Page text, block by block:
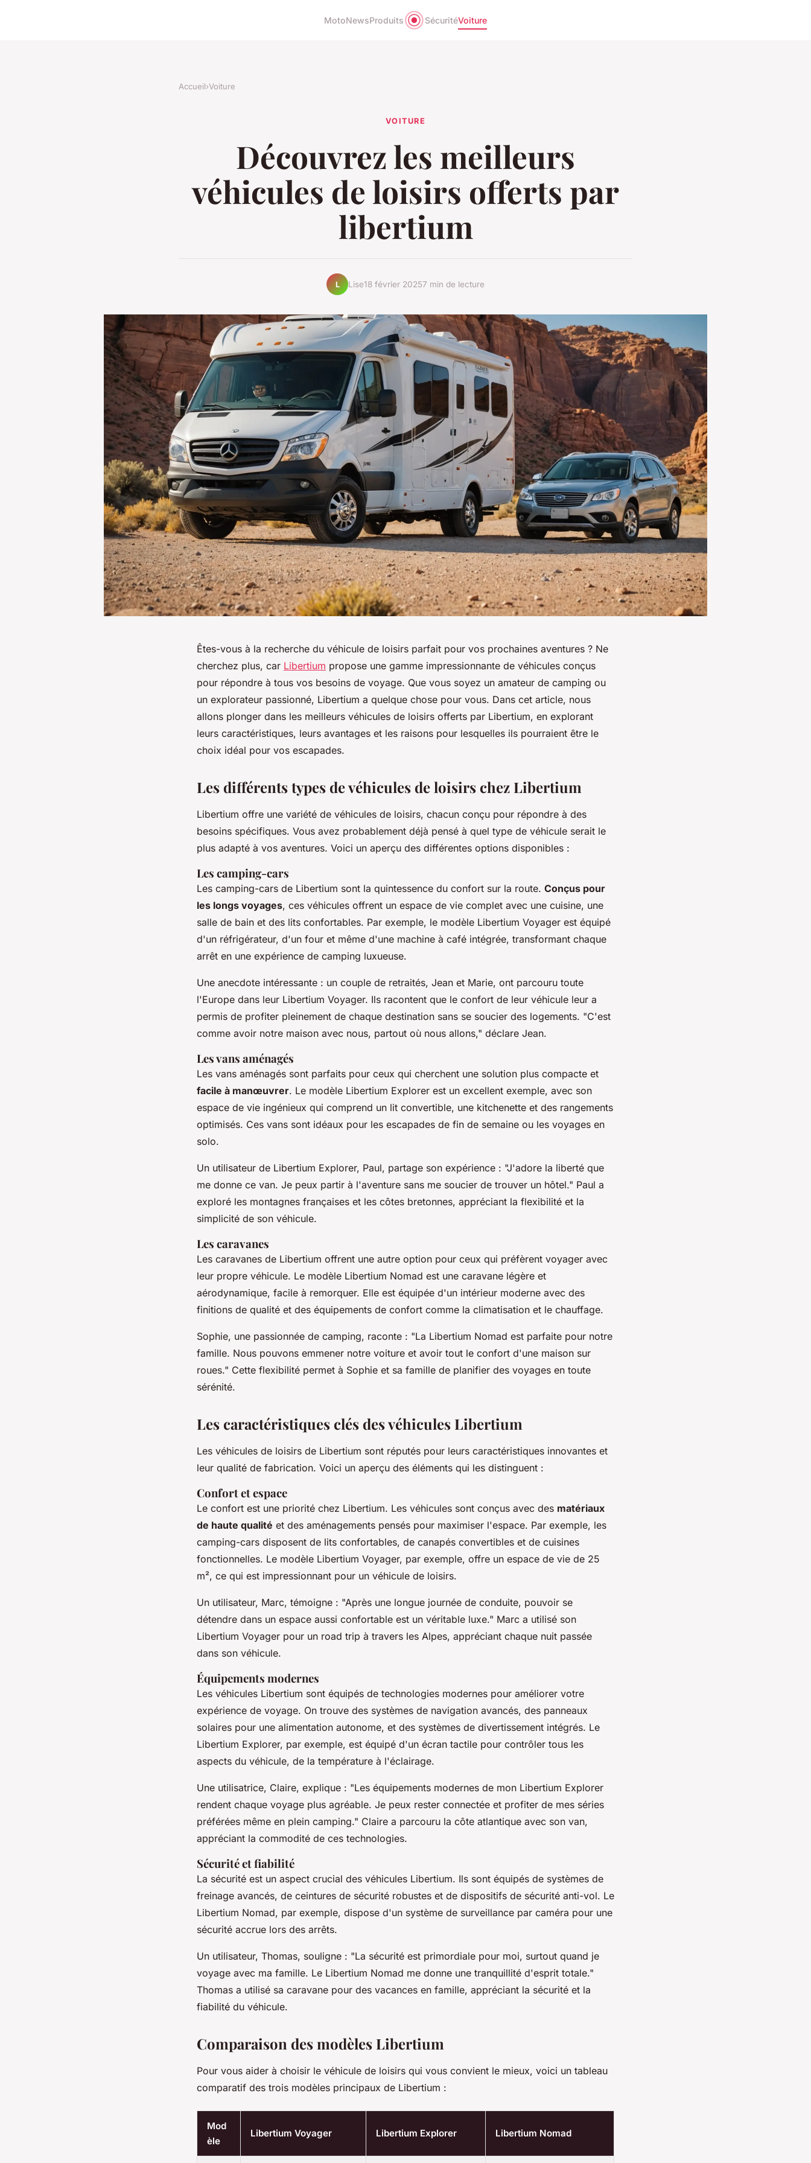
MotoNewsProduits SécuritéVoiture
Accueil›Voiture
VOITURE
Découvrez les meilleurs
véhicules de loisirs offerts par
libertium
L Lise18 février 20257 min de lecture
Êtes-vous à la recherche du véhicule de loisirs parfait pour vos prochaines aventures ? Ne
cherchez plus, car Libertium propose une gamme impressionnante de véhicules conçus
pour répondre à tous vos besoins de voyage. Que vous soyez un amateur de camping ou
un explorateur passionné, Libertium a quelque chose pour vous. Dans cet article, nous
allons plonger dans les meilleurs véhicules de loisirs offerts par Libertium, en explorant
leurs caractéristiques, leurs avantages et les raisons pour lesquelles ils pourraient être le
choix idéal pour vos escapades.
Les différents types de véhicules de loisirs chez Libertium
Libertium offre une variété de véhicules de loisirs, chacun conçu pour répondre à des
besoins spécifiques. Vous avez probablement déjà pensé à quel type de véhicule serait le
plus adapté à vos aventures. Voici un aperçu des différentes options disponibles :
Les camping-cars
Les camping-cars de Libertium sont la quintessence du confort sur la route. Conçus pour
les longs voyages, ces véhicules offrent un espace de vie complet avec une cuisine, une
salle de bain et des lits confortables. Par exemple, le modèle Libertium Voyager est équipé
d'un réfrigérateur, d'un four et même d'une machine à café intégrée, transformant chaque
arrêt en une expérience de camping luxueuse.
Une anecdote intéressante : un couple de retraités, Jean et Marie, ont parcouru toute
l'Europe dans leur Libertium Voyager. Ils racontent que le confort de leur véhicule leur a
permis de profiter pleinement de chaque destination sans se soucier des logements. "C'est
comme avoir notre maison avec nous, partout où nous allons," déclare Jean.
Les vans aménagés
Les vans aménagés sont parfaits pour ceux qui cherchent une solution plus compacte et
facile à manœuvrer. Le modèle Libertium Explorer est un excellent exemple, avec son
espace de vie ingénieux qui comprend un lit convertible, une kitchenette et des rangements
optimisés. Ces vans sont idéaux pour les escapades de fin de semaine ou les voyages en
solo.
Un utilisateur de Libertium Explorer, Paul, partage son expérience : "J'adore la liberté que
me donne ce van. Je peux partir à l'aventure sans me soucier de trouver un hôtel." Paul a
exploré les montagnes françaises et les côtes bretonnes, appréciant la flexibilité et la
simplicité de son véhicule.
Les caravanes
Les caravanes de Libertium offrent une autre option pour ceux qui préfèrent voyager avec
leur propre véhicule. Le modèle Libertium Nomad est une caravane légère et
aérodynamique, facile à remorquer. Elle est équipée d'un intérieur moderne avec des
finitions de qualité et des équipements de confort comme la climatisation et le chauffage.
Sophie, une passionnée de camping, raconte : "La Libertium Nomad est parfaite pour notre
famille. Nous pouvons emmener notre voiture et avoir tout le confort d'une maison sur
roues." Cette flexibilité permet à Sophie et sa famille de planifier des voyages en toute
sérénité.
Les caractéristiques clés des véhicules Libertium
Les véhicules de loisirs de Libertium sont réputés pour leurs caractéristiques innovantes et
leur qualité de fabrication. Voici un aperçu des éléments qui les distinguent :
Confort et espace
Le confort est une priorité chez Libertium. Les véhicules sont conçus avec des matériaux
de haute qualité et des aménagements pensés pour maximiser l'espace. Par exemple, les
camping-cars disposent de lits confortables, de canapés convertibles et de cuisines
fonctionnelles. Le modèle Libertium Voyager, par exemple, offre un espace de vie de 25
m², ce qui est impressionnant pour un véhicule de loisirs.
Un utilisateur, Marc, témoigne : "Après une longue journée de conduite, pouvoir se
détendre dans un espace aussi confortable est un véritable luxe." Marc a utilisé son
Libertium Voyager pour un road trip à travers les Alpes, appréciant chaque nuit passée
dans son véhicule.
Équipements modernes
Les véhicules Libertium sont équipés de technologies modernes pour améliorer votre
expérience de voyage. On trouve des systèmes de navigation avancés, des panneaux
solaires pour une alimentation autonome, et des systèmes de divertissement intégrés. Le
Libertium Explorer, par exemple, est équipé d'un écran tactile pour contrôler tous les
aspects du véhicule, de la température à l'éclairage.
Une utilisatrice, Claire, explique : "Les équipements modernes de mon Libertium Explorer
rendent chaque voyage plus agréable. Je peux rester connectée et profiter de mes séries
préférées même en plein camping." Claire a parcouru la côte atlantique avec son van,
appréciant la commodité de ces technologies.
Sécurité et fiabilité
La sécurité est un aspect crucial des véhicules Libertium. Ils sont équipés de systèmes de
freinage avancés, de ceintures de sécurité robustes et de dispositifs de sécurité anti-vol. Le
Libertium Nomad, par exemple, dispose d'un système de surveillance par caméra pour une
sécurité accrue lors des arrêts.
Un utilisateur, Thomas, souligne : "La sécurité est primordiale pour moi, surtout quand je
voyage avec ma famille. Le Libertium Nomad me donne une tranquillité d'esprit totale."
Thomas a utilisé sa caravane pour des vacances en famille, appréciant la sécurité et la
fiabilité du véhicule.
Comparaison des modèles Libertium
Pour vous aider à choisir le véhicule de loisirs qui vous convient le mieux, voici un tableau
comparatif des trois modèles principaux de Libertium :
Mod
èle
Libertium Voyager Libertium Explorer Libertium Nomad